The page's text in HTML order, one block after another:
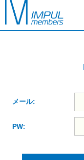
メール:
PW: